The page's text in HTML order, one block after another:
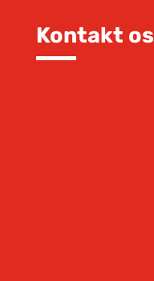
Kontakt os